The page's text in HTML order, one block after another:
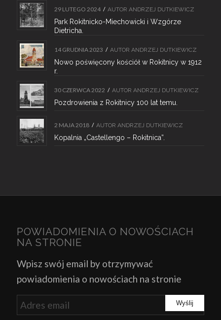
29 LUTEGO 2024 / AUTOR ANDRZEJ DUTKIEWICZ
Park Rokitnicko-Miechowicki i Wzgórze
Dietricha.
14 GRUDNIA 2023 / AUTOR ANDRZEJ DUTKIEWICZ
Nowo poświęcony kościół w Rokitnicy w 1912
r.
30 CZERWCA 2022 / AUTOR ANDRZEJ DUTKIEWICZ
Pozdrowienia z Rokitnicy 100 lat temu.
2 MAJA 2018 / AUTOR ANDRZEJ DUTKIEWICZ
Kopalnia „Castellengo – Rokitnica”.
POWIADOMIENIA O NOWOŚCIACH
NA STRONIE
Wpisz swój email by otrzymywać
powiadomienia o nowościach na stronie